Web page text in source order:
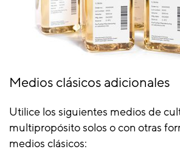
Medios clásicos adicionales
Utilice los siguientes medios de
multipropósito solos o con otras
medios clásicos: